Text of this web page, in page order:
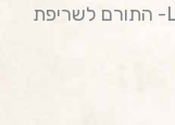
בעלי עודף משקל, בתוספת L-Carnitin- התורם לשריפת